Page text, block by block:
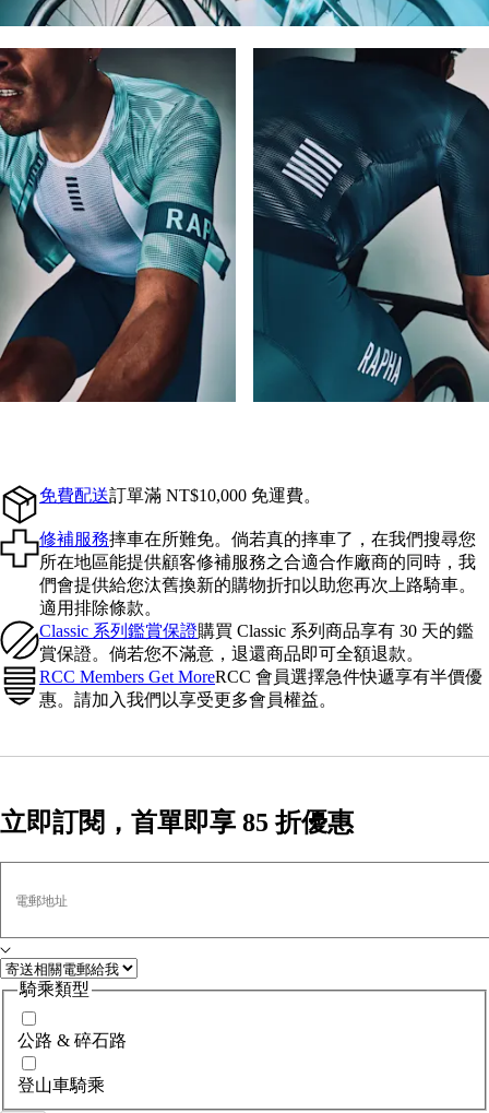
免費配送訂單滿 NT$10,000 免運費。
修補服務摔車在所難免。倘若真的摔車了，在我們搜尋您
所在地區能提供顧客修補服務之合適合作廠商的同時，我
們會提供給您汰舊換新的購物折扣以助您再次上路騎車。
適用排除條款。
Classic 系列鑑賞保證購買 Classic 系列商品享有 30 天的鑑
賞保證。倘若您不滿意，退還商品即可全額退款。
RCC Members Get MoreRCC 會員選擇急件快遞享有半價優
惠。請加入我們以享受更多會員權益。
立即訂閱，首單即享 85 折優惠
電郵地址
騎乘類型
公路 & 碎石路
登山車騎乘